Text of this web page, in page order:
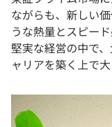
ながらも、新しい
うな熱量とスピード
堅実な経営の中で
ャリアを築く上で大